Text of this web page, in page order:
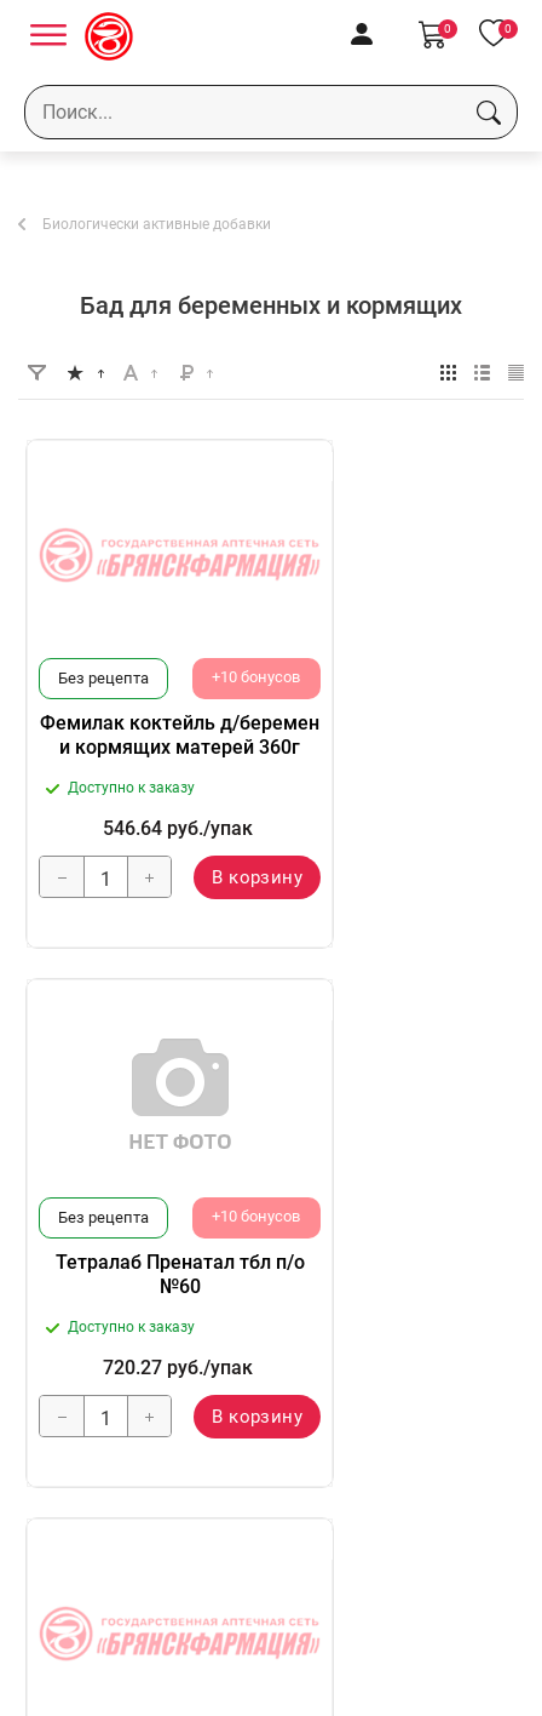
0
0
Биологически активные добавки
Бад для беременных и кормящих
Без рецепта +10 бонусов
Фемилак коктейль д/беремен
и кормящих матерей 360г
Доступно к заказу
546.64руб./упак
В корзину
Без рецепта +10 бонусов
Тетралаб Пренатал тбл п/о
№60
Доступно к заказу
720.27руб./упак
В корзину